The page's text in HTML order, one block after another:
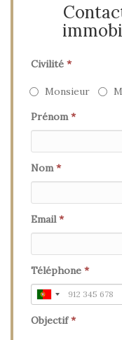
Civilité *
Monsieur
Prénom*
Nom*
Email*
Téléphone *
Objectif*